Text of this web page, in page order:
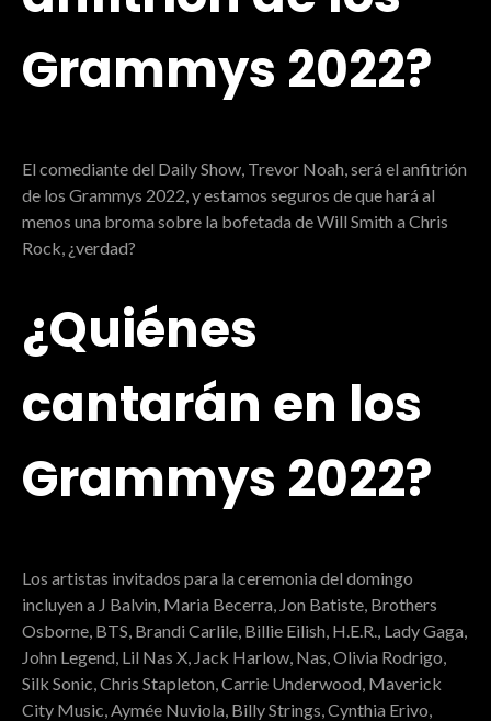
Grammys 2022?
El comediante del Daily Show, Trevor Noah, será el anfitrión
de los Grammys 2022, y estamos seguros de que hará al
menos una broma sobre la bofetada de Will Smith a Chris
Rock, ¿verdad?
¿Quiénes
cantarán en los
Grammys 2022?
Los artistas invitados para la ceremonia del domingo
incluyen a J Balvin, Maria Becerra, Jon Batiste, Brothers
Osborne, BTS, Brandi Carlile, Billie Eilish, H.E.R., Lady Gaga,
John Legend, Lil Nas X, Jack Harlow, Nas, Olivia Rodrigo,
Silk Sonic, Chris Stapleton, Carrie Underwood, Maverick
City Music, Aymée Nuviola, Billy Strings, Cynthia Erivo,